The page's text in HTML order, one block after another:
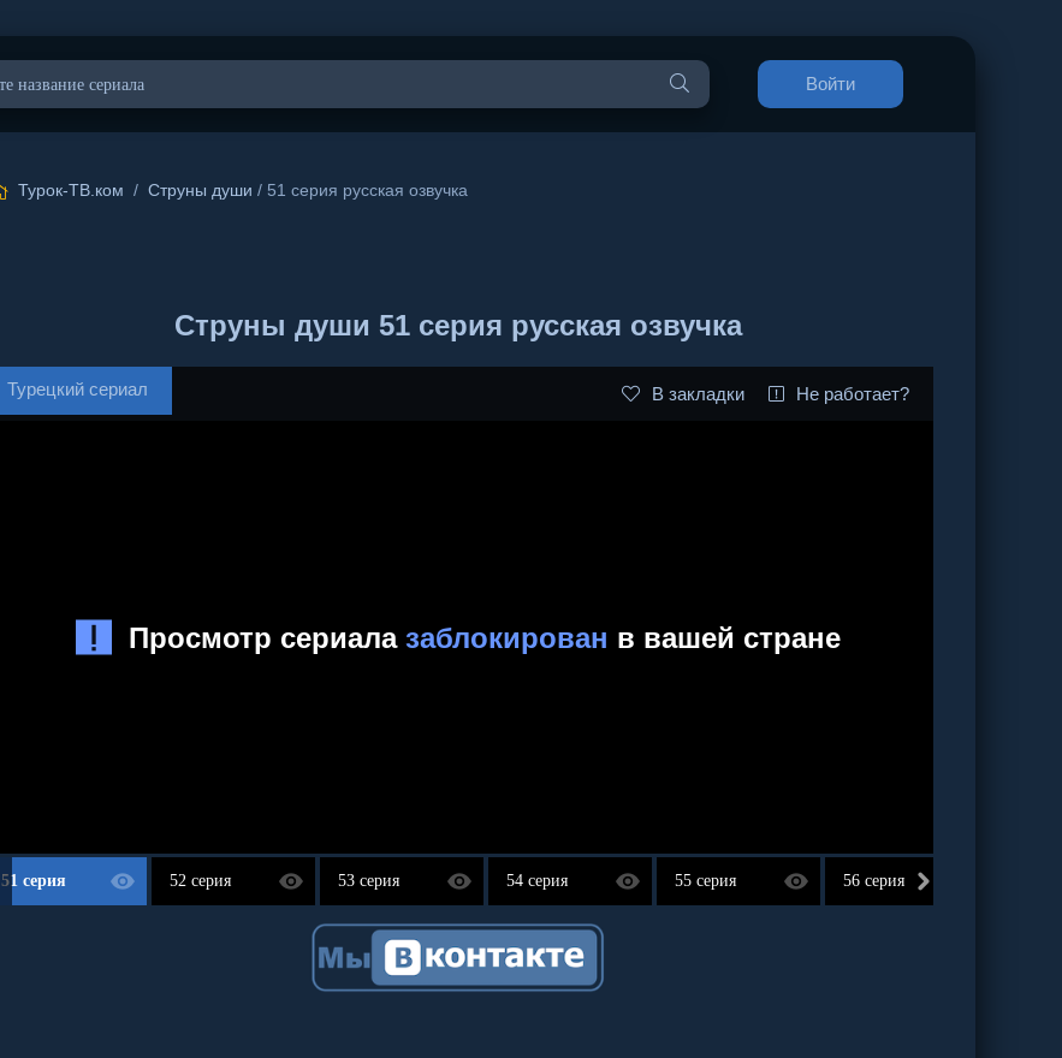
Войти
Турок-ТВ.ком / Струны души / 51 серия русская озвучка
Струны души 51 серия русская озвучка
Турецкий сериал В закладки Не работает?
51 серия 52 серия 53 серия 54 серия 55 серия 56 серия